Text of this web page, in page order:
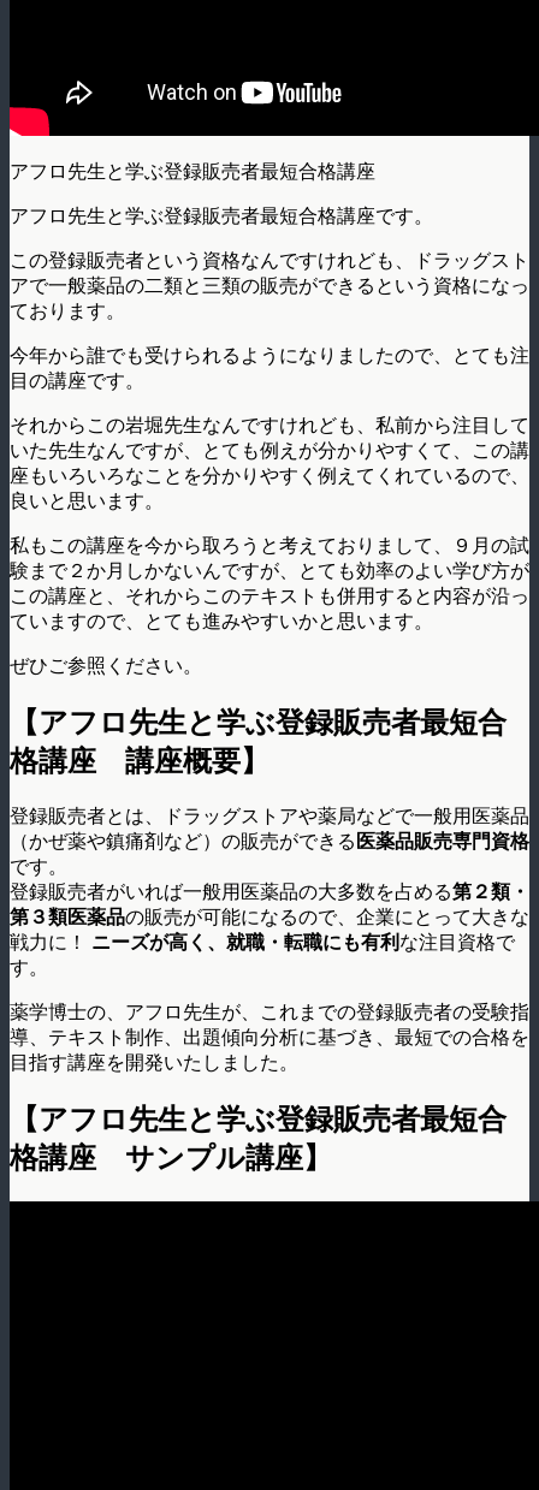
アフロ先生と学ぶ登録販売者最短合格講座
アフロ先生と学ぶ登録販売者最短合格講座です。
この登録販売者という資格なんですけれども、ドラッグスト
アで一般薬品の二類と三類の販売ができるという資格になっ
ております。
今年から誰でも受けられるようになりましたので、とても注
目の講座です。
それからこの岩堀先生なんですけれども、私前から注目して
いた先生なんですが、とても例えが分かりやすくて、この講
座もいろいろなことを分かりやすく例えてくれているので、
良いと思います。
私もこの講座を今から取ろうと考えておりまして、９月の試
験まで２か月しかないんですが、とても効率のよい学び方が
この講座と、それからこのテキストも併用すると内容が沿っ
ていますので、とても進みやすいかと思います。
ぜひご参照ください。
【アフロ先生と学ぶ登録販売者最短合
格講座 講座概要】
登録販売者とは、ドラッグストアや薬局などで一般用医薬品
（かぜ薬や鎮痛剤など）の販売ができる 医薬品販売専門資格
です。
登録販売者がいれば一般用医薬品の大多数を占める第２類・
第３類医薬品の販売が可能になるので、企業にとって大きな
戦力に！ ニーズが高く 、 就職 ・ 転職にも有利 な注目資格で
す。
薬学博士の、アフロ先生が、これまでの登録販売者の受験指
導、テキスト制作、出題傾向分析に基づき、最短での合格を
目指す講座を開発いたしました。
【アフロ先生と学ぶ登録販売者最短合
格講座 サンプル講座】